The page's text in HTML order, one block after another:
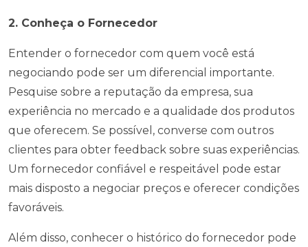
2. Conheça o Fornecedor
Entender o fornecedor com quem você está
negociando pode ser um diferencial importante.
Pesquise sobre a reputação da empresa, sua
experiência no mercado e a qualidade dos produtos
que oferecem. Se possível, converse com outros
clientes para obter feedback sobre suas experiências.
Um fornecedor confiável e respeitável pode estar
mais disposto a negociar preços e oferecer condições
favoráveis.
Além disso, conhecer o histórico do fornecedor pode